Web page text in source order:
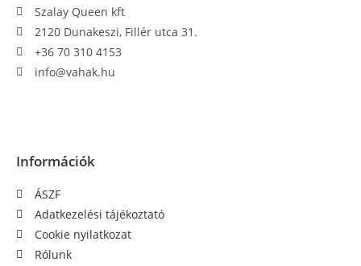
Szalay Queen kft
2120 Dunakeszi, Fillér utca 31.
+36 70 310 4153
info@vahak.hu
Információk
ÁSZF
Adatkezelési tájékoztató
Cookie nyilatkozat
Rólunk